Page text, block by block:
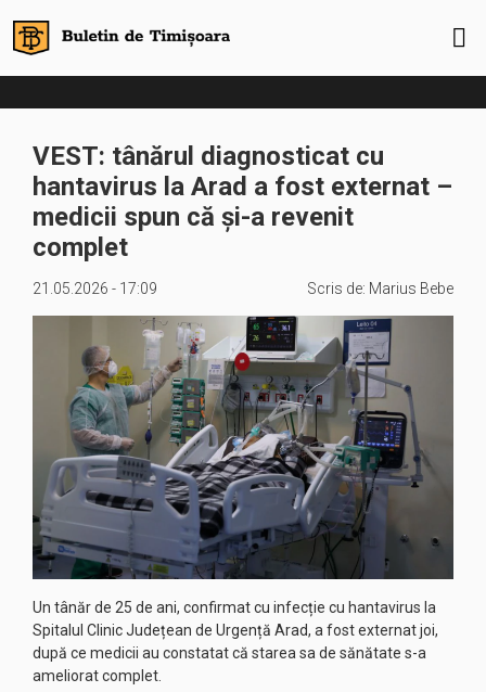
VEST: tânărul diagnosticat cu
hantavirus la Arad a fost externat –
medicii spun că și-a revenit
complet
21.05.2026 - 17:09 Scris de: Marius Bebe
Un tânăr de 25 de ani, confirmat cu infecție cu hantavirus la
Spitalul Clinic Județean de Urgență Arad, a fost externat joi,
după ce medicii au constatat că starea sa de sănătate s-a
ameliorat complet.